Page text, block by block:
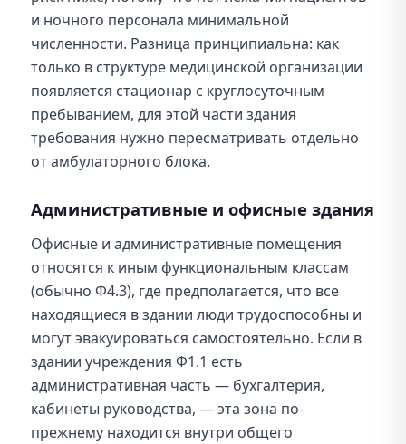
и ночного персонала минимальной
численности. Разница принципиальна: как
только в структуре медицинской организации
появляется стационар с круглосуточным
пребыванием, для этой части здания
требования нужно пересматривать отдельно
от амбулаторного блока.
Административные и офисные здания
Офисные и административные помещения
относятся к иным функциональным классам
(обычно Ф4.3), где предполагается, что все
находящиеся в здании люди трудоспособны и
могут эвакуироваться самостоятельно. Если в
здании учреждения Ф1.1 есть
административная часть — бухгалтерия,
кабинеты руководства, — эта зона по-
прежнему находится внутри общего